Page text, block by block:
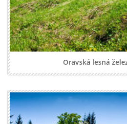
Oravská lesná